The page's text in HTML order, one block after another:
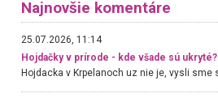
Najnovšie komentáre
25.07.2026, 11:14
Hojdačky v prírode - kde všade sú ukryté?